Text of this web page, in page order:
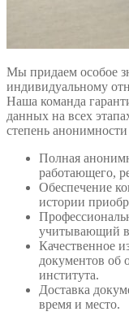
Мы придаем особое
индивидуальному
Наша команда
данных на всех
степень
Полная
работающего,
Обеспечение
истории
учитывающий
Качественное
документов об
института.
Доставка
время и место.